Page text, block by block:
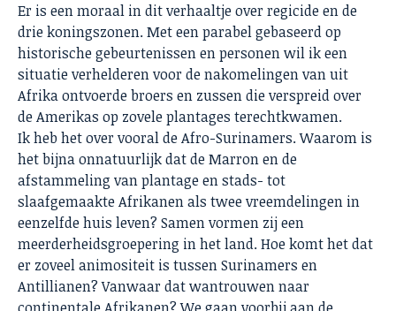
Er is een moraal in dit verhaaltje over regicide en de
drie koningszonen. Met een parabel gebaseerd op
historische gebeurtenissen en personen wil ik een
situatie verhelderen voor de nakomelingen van uit
Afrika ontvoerde broers en zussen die verspreid over
de Amerikas op zovele plantages terechtkwamen.
Ik heb het over vooral de Afro-Surinamers. Waarom is
het bijna onnatuurlijk dat de Marron en de
afstammeling van plantage en stads- tot
slaafgemaakte Afrikanen als twee vreemdelingen in
eenzelfde huis leven? Samen vormen zij een
meerderheidsgroepering in het land. Hoe komt het dat
er zoveel animositeit is tussen Surinamers en
Antillianen? Vanwaar dat wantrouwen naar